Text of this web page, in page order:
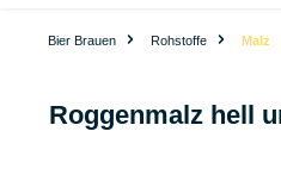
Bier Brauen Rohstoffe Malz
Roggenmalz hell